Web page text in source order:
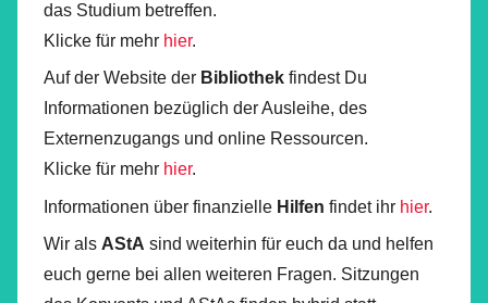
das Studium betreffen.
Klicke für mehr hier.
Auf der Website der Bibliothek findest Du
Informationen bezüglich der Ausleihe, des
Externenzugangs und online Ressourcen.
Klicke für mehr hier.
Informationen über finanzielle Hilfen findet ihr hier.
Wir als AStA sind weiterhin für euch da und helfen
euch gerne bei allen weiteren Fragen. Sitzungen